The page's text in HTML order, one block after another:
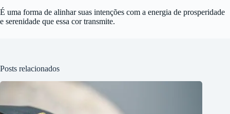
É uma forma de alinhar suas intenções com a energia de prosperidade
e serenidade que essa cor transmite.
Posts relacionados